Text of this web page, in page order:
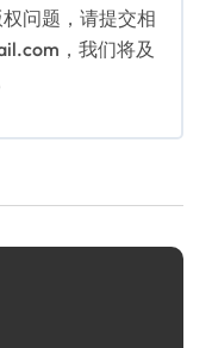
问题，请提交相
，我们将及